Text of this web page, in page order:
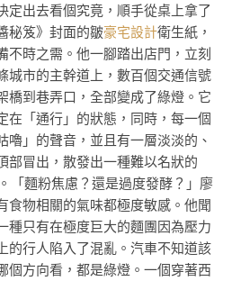
定出去看個究竟，順手從桌上拿了
秘笈》封面的皺豪宅設計衛生紙，
不時之需。他一腳踏出店門，立刻
城市的主幹道上，數百個交通信號
橋到巷弄口，全部變成了綠燈。它
在「通行」的狀態，同時，每一個
嚕」的聲音，並且有一層淡淡的、
部冒出，散發出一種難以名狀的
麵粉焦慮？還是過度發酵？」廖
食物相關的氣味都極度敏感。他聞
種只有在極度巨大的麵團因為壓力
的行人陷入了混亂。汽車不知道該
個方向看，都是綠燈。一個穿著西